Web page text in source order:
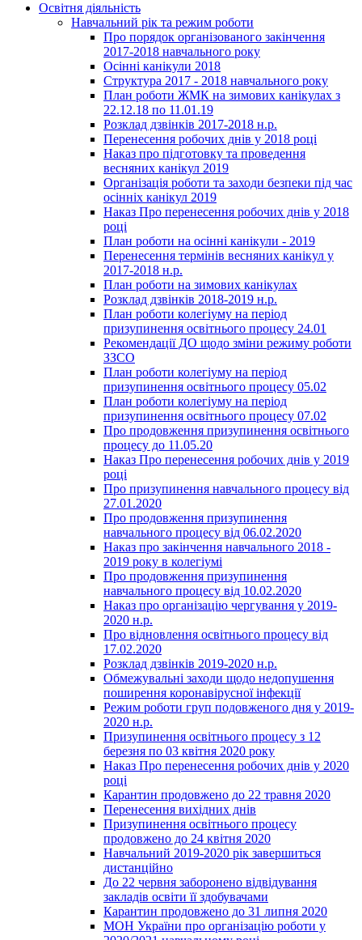
Освітня діяльність
Навчальний рік та режим роботи
Про порядок організованого закінчення
2017-2018 навчального року
Осінні канікули 2018
Структура 2017 - 2018 навчального року
План роботи ЖМК на зимових канікулах з
22.12.18 по 11.01.19
Розклад дзвінків 2017-2018 н.р.
Перенесення робочих днів у 2018 році
Наказ про підготовку та проведення
весняних канікул 2019
Організація роботи та заходи безпеки під час
осінніх канікул 2019
Наказ Про перенесення робочих днів у 2018
році
План роботи на осінні канікули - 2019
Перенесення термінів весняних канікул у
2017-2018 н.р.
План роботи на зимових канікулах
Розклад дзвінків 2018-2019 н.р.
План роботи колегіуму на період
призупинення освітнього процесу 24.01
Рекомендації ДО щодо зміни режиму роботи
ЗЗСО
План роботи колегіуму на період
призупинення освітнього процесу 05.02
План роботи колегіуму на період
призупинення освітнього процесу 07.02
Про продовження призупинення освітнього
процесу до 11.05.20
Наказ Про перенесення робочих днів у 2019
році
Про призупинення навчального процесу від
27.01.2020
Про продовження призупинення
навчального процесу від 06.02.2020
Наказ про закінчення навчального 2018 -
2019 року в колегіумі
Про продовження призупинення
навчального процесу від 10.02.2020
Наказ про організацію чергування у 2019-
2020 н.р.
Про відновлення освітнього процесу від
17.02.2020
Розклад дзвінків 2019-2020 н.р.
Обмежувальні заходи щодо недопушення
поширення коронавірусної інфекції
Режим роботи груп подовженого дня у 2019-
2020 н.р.
Призупинення освітнього процесу з 12
березня по 03 квітня 2020 року
Наказ Про перенесення робочих днів у 2020
році
Карантин продовжено до 22 травня 2020
Перенесення вихідних днів
Призупинення освітнього процесу
продовжено до 24 квітня 2020
Навчальний 2019-2020 рік завершиться
дистанційно
До 22 червня заборонено відвідування
закладів освіти її здобувачами
Карантин продовжено до 31 липня 2020
МОН України про організацію роботи у